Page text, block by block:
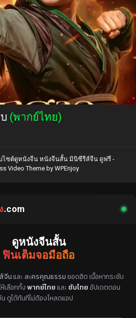
(พากย์ไทย)
ไซต์ดูหนังจีน หนังจีนสั้น มินิซีรีส์จีน ดูฟรี -
Video Themeby WPEnjoy
.com
ดูหนังจีนสั้น
ฟินเต็มจอมือถือ
จีนและ ละครคุณธรรมยอดฮิต เนื้อหากระชับ
เลือกทั้งพากย์ไทยและ ซับไทยอัปเดตตอน
น ดูได้ทันทีไม่ต้องโหลดแอป